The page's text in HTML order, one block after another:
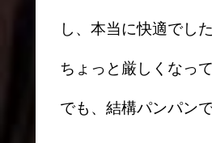
し、本当に快適でし
ちょっと厳しくなっ
でも、結構パンパン